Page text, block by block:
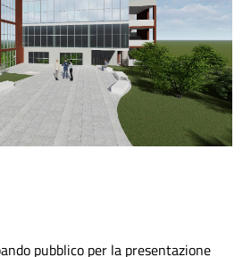
pubblico per la presentazione